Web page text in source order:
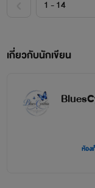
เกี่ยวกับนักเขียน
ห้อง